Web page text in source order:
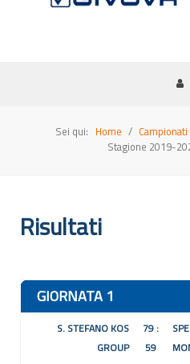
Sei qui: Home Campionati
Stagione 2019-
Risultati
GIORNATA 1
S. STEFANO KOS
GROUP
79 :
59